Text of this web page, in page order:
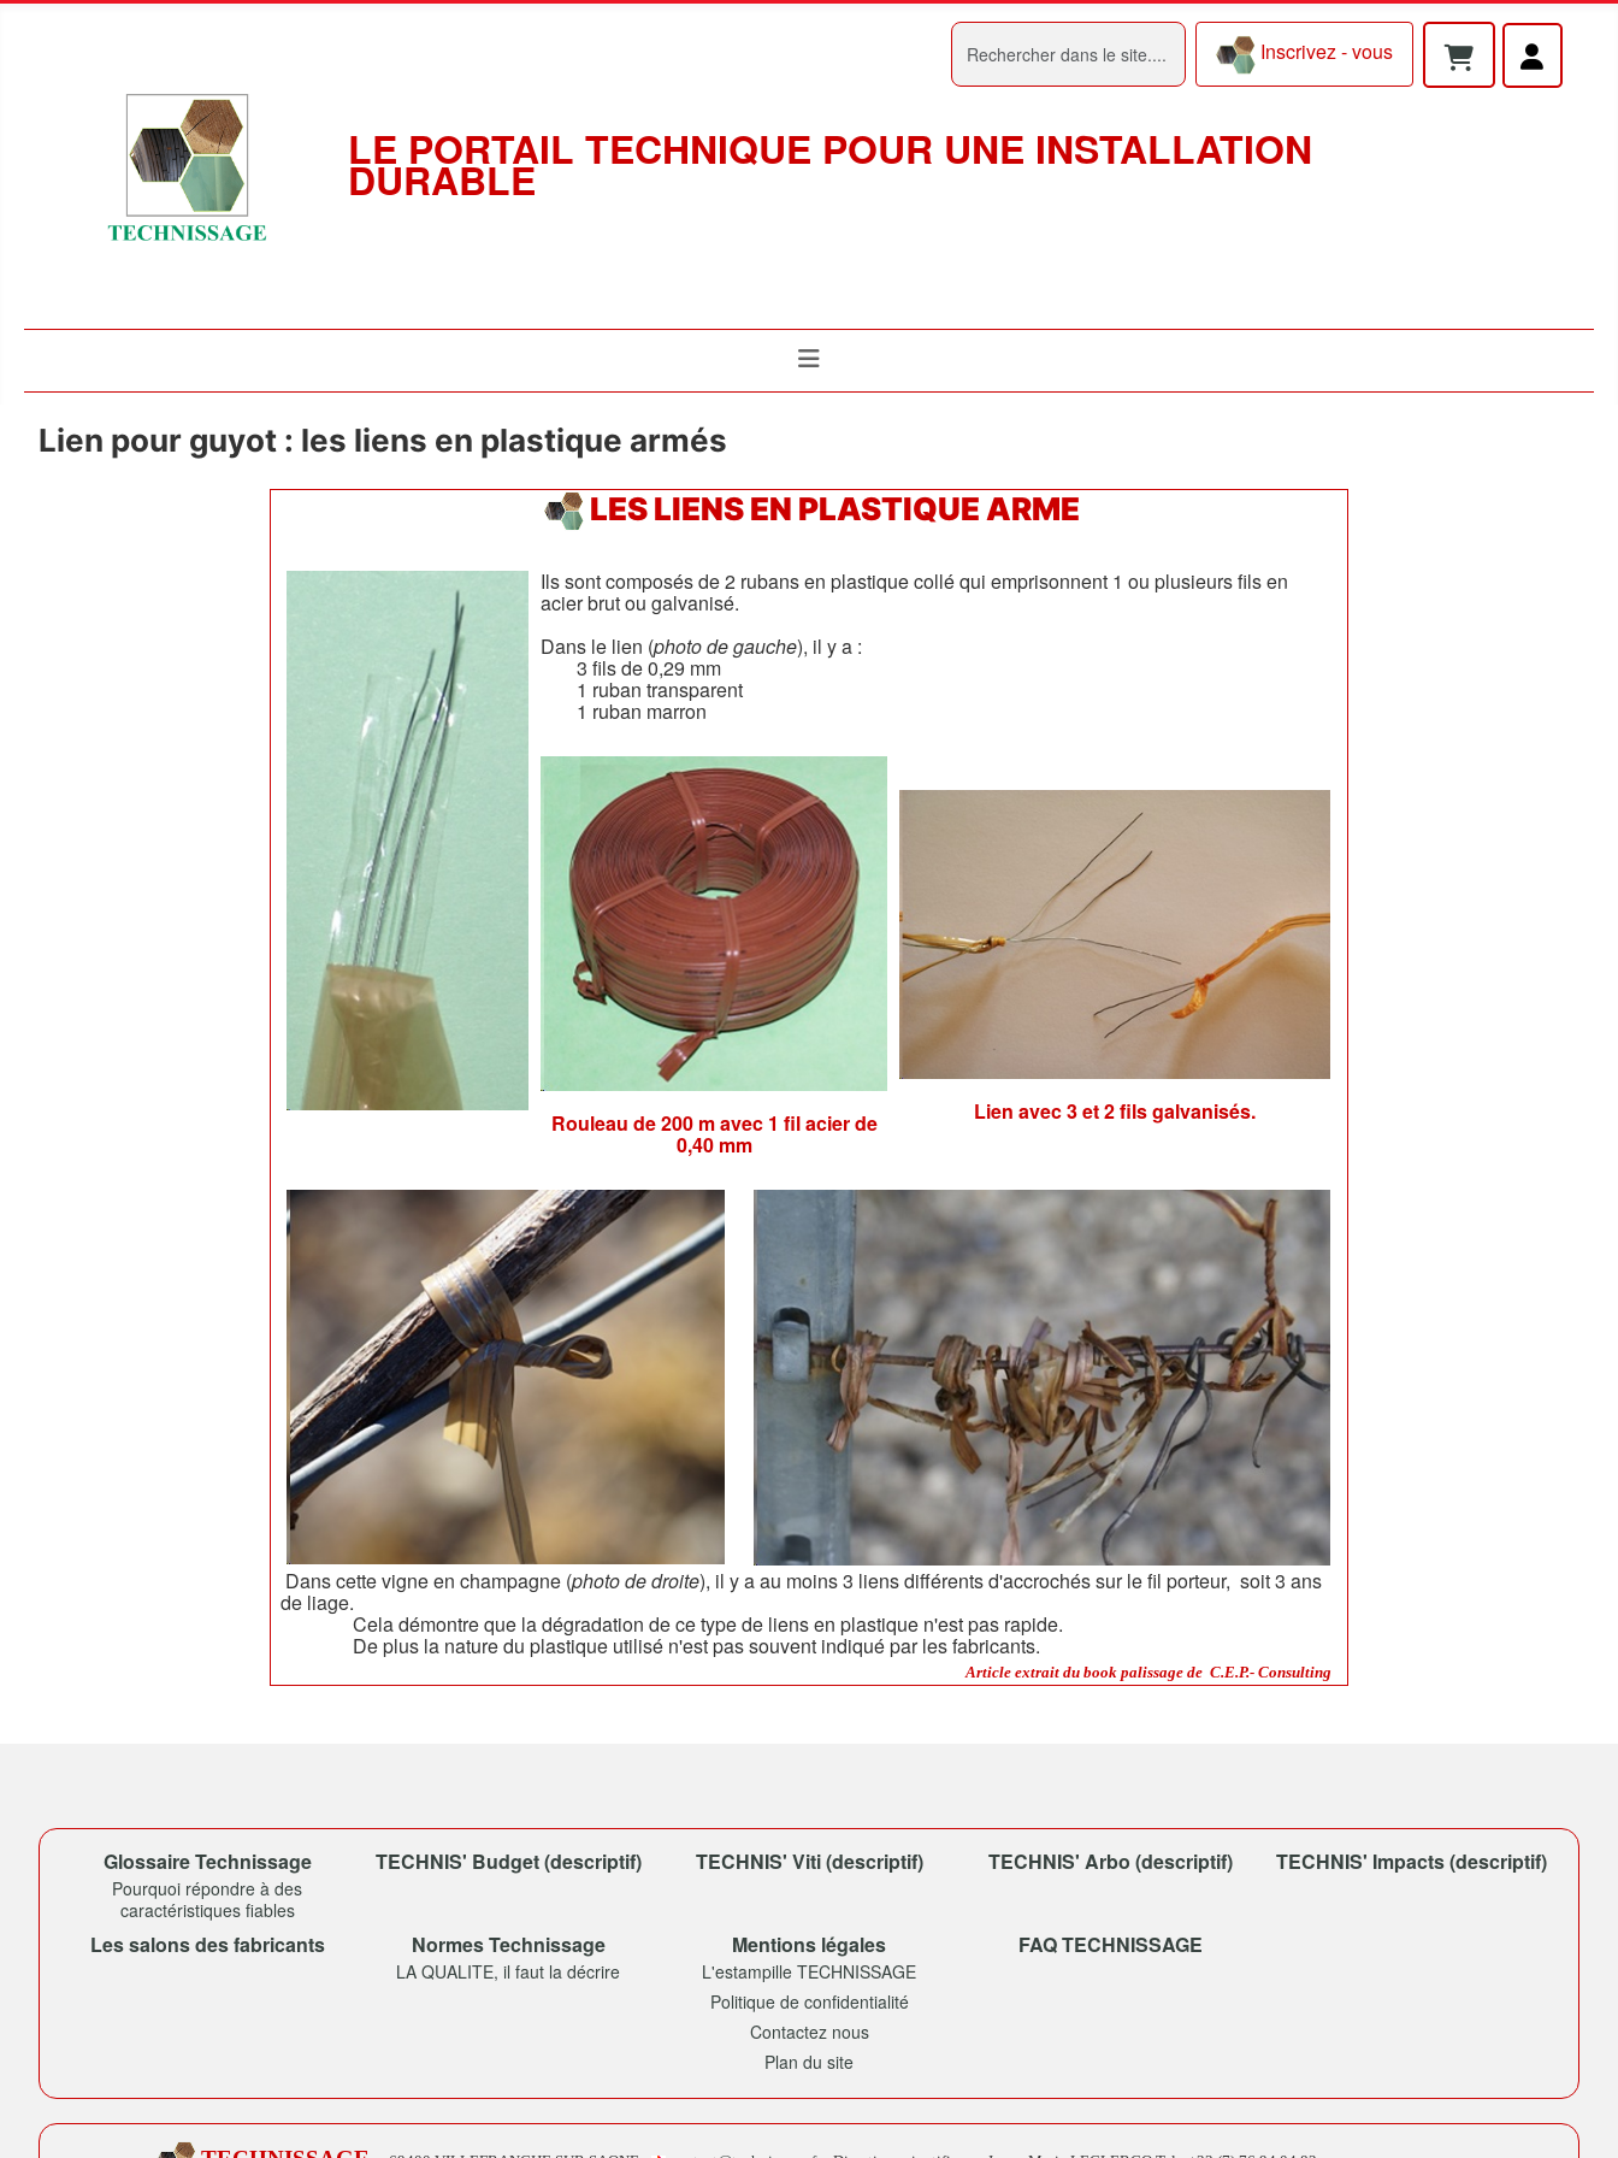
Inscrivez - vous
LE PORTAIL TECHNIQUE POUR UNE INSTALLATION
DURABLE
Lien pour guyot : les liens en plastique armés
LES LIENS EN PLASTIQUE ARME
Ils sont composés de 2 rubans en plastique collé qui emprisonnent 1 ou plusieurs fils en
acier brut ou galvanisé.
Dans le lien (photo de gauche), il y a :
3 fils de 0,29 mm
1 ruban transparent
1 ruban marron
Rouleau de 200 m avec 1 fil acierde
0,40 mm
Lien avec 3 et 2 fils galvanisés.
Dans cette vigne en champagne (photo de droite), il y a au moins 3 liens différents d'accrochés sur le fil porteur, soit 3 ans
de liage.
Cela démontre que la dégradation de ce type de liens en plastique n'est pas rapide.
De plus la nature du plastique utilisé n'est pas souvent indiqué par les fabricants.
Article extrait du book palissage de C.E.P.- Consulting
Glossaire Technissage
Pourquoi répondre à des
caractéristiques fiables
TECHNIS' Budget (descriptif) TECHNIS' Viti (descriptif) TECHNIS' Arbo (descriptif) TECHNIS' Impacts (descriptif)
Les salons des fabricants Normes Technissage
LA QUALITE, il faut la décrire
Mentions légales
L'estampille TECHNISSAGE
Politique de confidentialité
Contactez nous
Plan du site
FAQ TECHNISSAGE